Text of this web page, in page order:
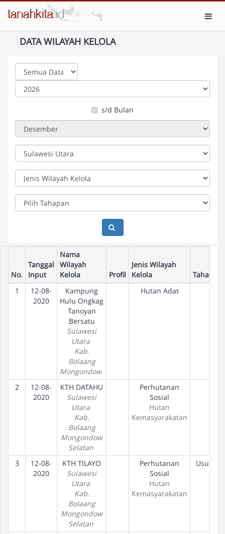
DATA WILAYAH KELOLA
s/d Bulan
No.
Tanggal
Input
Nama
Wilayah
Kelola
Profil
Jenis Wilayah
Kelola
Tahapan
1
12-08-
2020
Kampung
Hulu Ongkag
Tanoyan
Bersatu
Sulawesi
Utara
Kab.
Bolaang
Mongondow
Hutan Adat
2
12-08-
2020
KTH DATAHU
Sulawesi
Utara
Kab.
Bolaang
Mongondow
Selatan
Perhutanan
Sosial
Hutan
Kemasyarakatan
3
12-08-
2020
KTH TILAYO
Sulawesi
Utara
Kab.
Bolaang
Mongondow
Selatan
Perhutanan
Sosial
Hutan
Kemasyarakatan
Usulan